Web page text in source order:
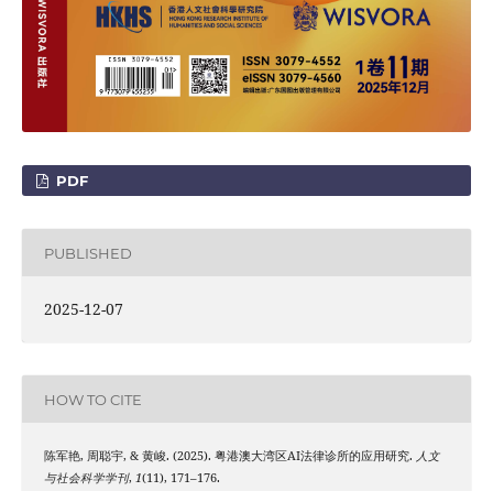
PDF
PUBLISHED
2025-12-07
HOW TO CITE
陈军艳, 周聪宇, & 黄峻. (2025). 粤港澳大湾区AI法律诊所的应用研究. 人文
与社会科学学刊, 1(11), 171–176.